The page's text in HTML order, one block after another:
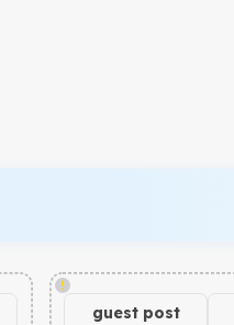
!
guest post